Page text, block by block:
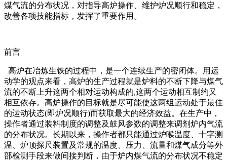
煤气流的分布状况，对指导高炉操作、维护炉况顺行和稳定，
改善各项技能指标，发挥了重要作用。
前言
高炉在冶炼生铁的过程中，是一个连续生产的密闭体。用运
动学的观点来看，高炉的生产过程就是炉料的不断下降与煤气
流的不断上升这两个相对运动构成的,这两个运动相互制约又
相互依存。高炉操作的目标就是尽可能使这两组运动处于最佳
的运动状态(即炉况顺行)而获取最大的经济效益。在生产中，
操作者通过装料制度的调整及鼓风参数的调整来调剂炉内气流
的分布状况。长期以来，操作者都只能通过炉喉温度、十字测
温、炉顶探尺装置及常规的温度、压力、流量和煤气成分等外
部检测手段来做间接判断，由于炉内煤气流的分布状况不稳定